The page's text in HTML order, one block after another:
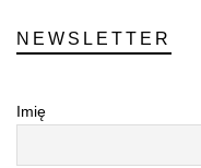
NEWSLETTER
Imię